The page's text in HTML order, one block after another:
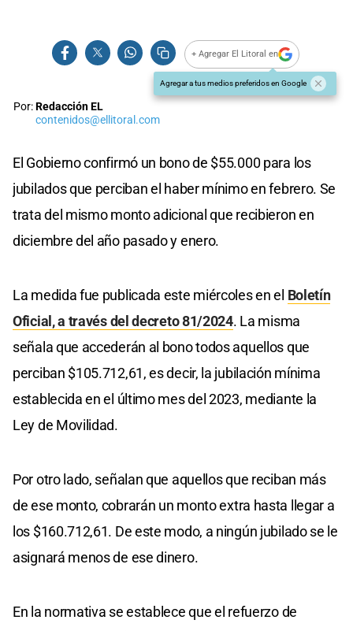
+ Agregar El Litoral en
Agregar a tus medios preferidos en Google
Por:Redacción EL
contenidos@ellitoral.com
El Gobierno confirmó un bono de $55.000 para los
jubilados que perciban el haber mínimo en febrero. Se
trata del mismo monto adicional que recibieron en
diciembre del año pasado y enero.
La medida fue publicada este miércoles en el Boletín
Oficial, a través del decreto 81/2024. La misma
señala que accederán al bono todos aquellos que
perciban $105.712,61, es decir, la jubilación mínima
establecida en el último mes del 2023, mediante la
Ley de Movilidad.
Por otro lado, señalan que aquellos que reciban más
de ese monto, cobrarán un monto extra hasta llegar a
los $160.712,61. De este modo, a ningún jubilado se le
asignará menos de ese dinero.
En la normativa se establece que el refuerzo de